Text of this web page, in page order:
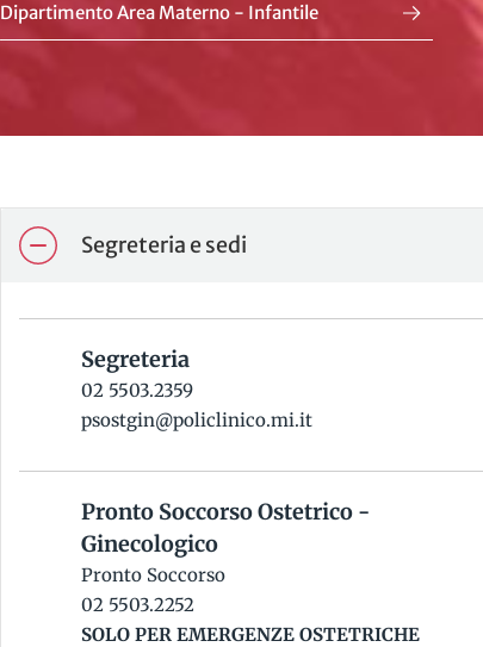
Dipartimento Area Materno - Infantile
Segreteria e sedi
Segreteria
02 5503.2359
psostgin@policlinico.mi.it
Pronto Soccorso Ostetrico -
Ginecologico
Pronto Soccorso
02 5503.2252
SOLO PER EMERGENZE OSTETRICHE